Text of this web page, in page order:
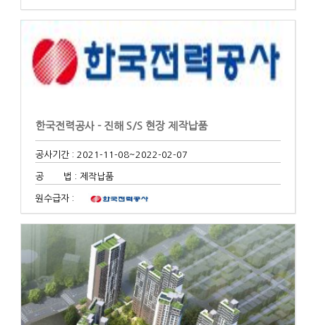
한국전력공사 - 진해 S/S 현장 제작납품
공사기간 : 2021-11-08~2022-02-07
공 법 : 제작납품
원수급자 :